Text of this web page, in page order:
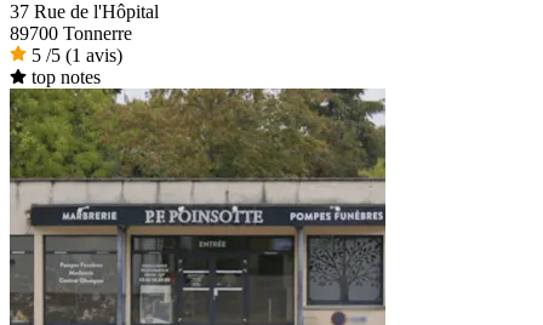
37 Rue de l'Hôpital
89700 Tonnerre
5 /5 (1 avis)
top notes